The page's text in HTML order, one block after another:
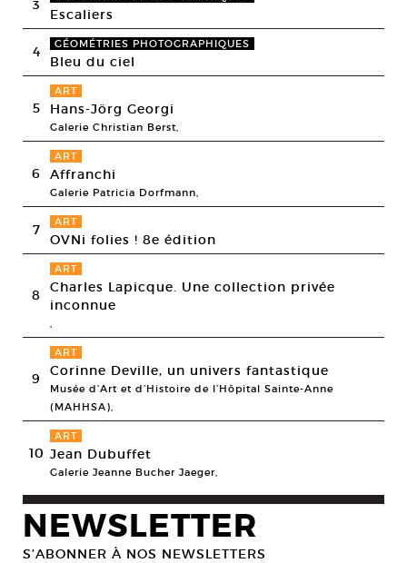
3
Escaliers
4 GÉOMÉTRIES PHOTOGRAPHIQUES
Bleu du ciel
5
ART
Hans-Jörg Georgi
Galerie Christian Berst,
6
ART
Affranchi
Galerie Patricia Dorfmann,
7 ART
OVNi folies ! 8e édition
8
ART
Charles Lapicque. Une collection privée
inconnue
,
9
ART
Corinne Deville, un univers fantastique
Musée d’Art et d’Histoire de l’Hôpital Sainte-Anne
(MAHHSA),
10
ART
Jean Dubuffet
Galerie Jeanne Bucher Jaeger,
NEWSLETTER
S’ABONNER À NOS NEWSLETTERS